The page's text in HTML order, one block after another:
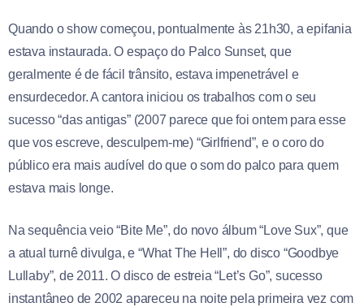
Quando o show começou, pontualmente às 21h30, a epifania
estava instaurada. O espaço do Palco Sunset, que
geralmente é de fácil trânsito, estava impenetrável e
ensurdecedor. A cantora iniciou os trabalhos com o seu
sucesso “das antigas” (2007 parece que foi ontem para esse
que vos escreve, desculpem-me) “Girlfriend”, e o coro do
público era mais audível do que o som do palco para quem
estava mais longe.
Na sequência veio “Bite Me”, do novo álbum “Love Sux”, que
a atual turnê divulga, e “What The Hell”, do disco “Goodbye
Lullaby”, de 2011. O disco de estreia “Let’s Go”, sucesso
instantâneo de 2002 apareceu na noite pela primeira vez com